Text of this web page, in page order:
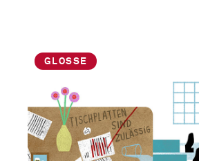
GLOSSE